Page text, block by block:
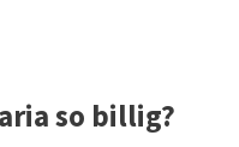
so billig?